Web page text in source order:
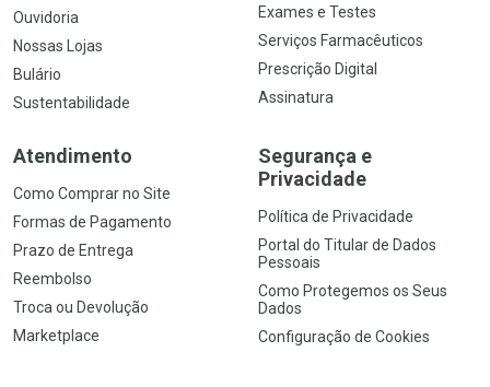
Ouvidoria
Nossas Lojas
Bulário
Sustentabilidade
Exames e Testes
Serviços Farmacêuticos
Prescrição Digital
Assinatura
Atendimento
Como Comprar no Site
Formas de Pagamento
Prazo de Entrega
Reembolso
Troca ou Devolução
Marketplace
Segurança e
Privacidade
Política de Privacidade
Portal do Titular de Dados
Pessoais
Como Protegemos os Seus
Dados
Configuração de Cookies